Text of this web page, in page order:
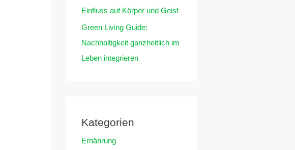
Einfluss auf Körper und Geist
Green Living Guide:
Nachhaltigkeit ganzheitlich im
Leben integrieren
Kategorien
Ernährung